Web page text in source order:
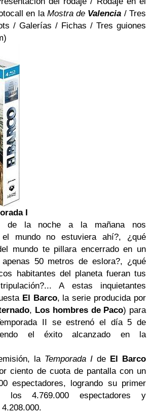
en laMostra de Valencia / Tres
/ Galerías / Fichas / Tres guiones
I
de la noche a la mañana nos
el mundo no estuviera ahí?, ¿qué
mundo te pillara encerrado en un
apenas 50 metros de eslora?, ¿qué
habitantes del planeta fueran tus
A estas inquietantes
El Barco, la serie producida por
, Los hombres de Paco) para
II se estrenó el día 5 de
el éxito alcanzado en la
la Temporada I de El Barco
ciento de cuota de pantalla con un
espectadores, logrando su primer
los 4.769.000 espectadores y